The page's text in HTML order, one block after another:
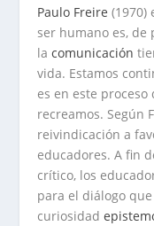
Paulo Freire (1970)
ser humano es, de
lacomunicación
vida. Estamos
es en este proceso
recreamos. Según
reivindicación a
educadores. A fin
crítico, los
para el diálogo
curiosidad